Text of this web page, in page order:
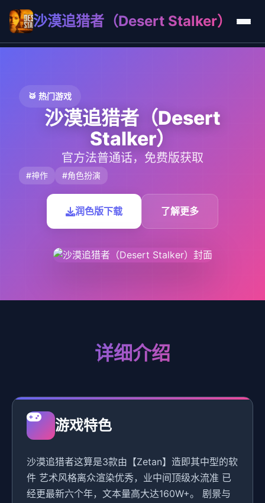
沙漠追猎者（Desert Stalker）
🥁 热门游戏
沙漠追猎者（Desert
Stalker）
官方法普通话，免费版获取
#神作 #角色扮演
润色版下载 了解更多
详细介绍
游戏特色
沙漠追猎者这算是3款由【Zetan】造即其中型的软
件 艺术风格离众渲染优秀，业中间顶级水流准 已
经更最新六个年，文本量高大达160W+。 剧景与